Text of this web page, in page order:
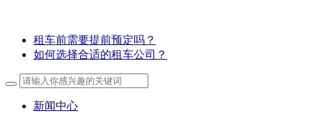
租车前需要提前预定吗？
如何选择合适的租车公司？
新闻中心